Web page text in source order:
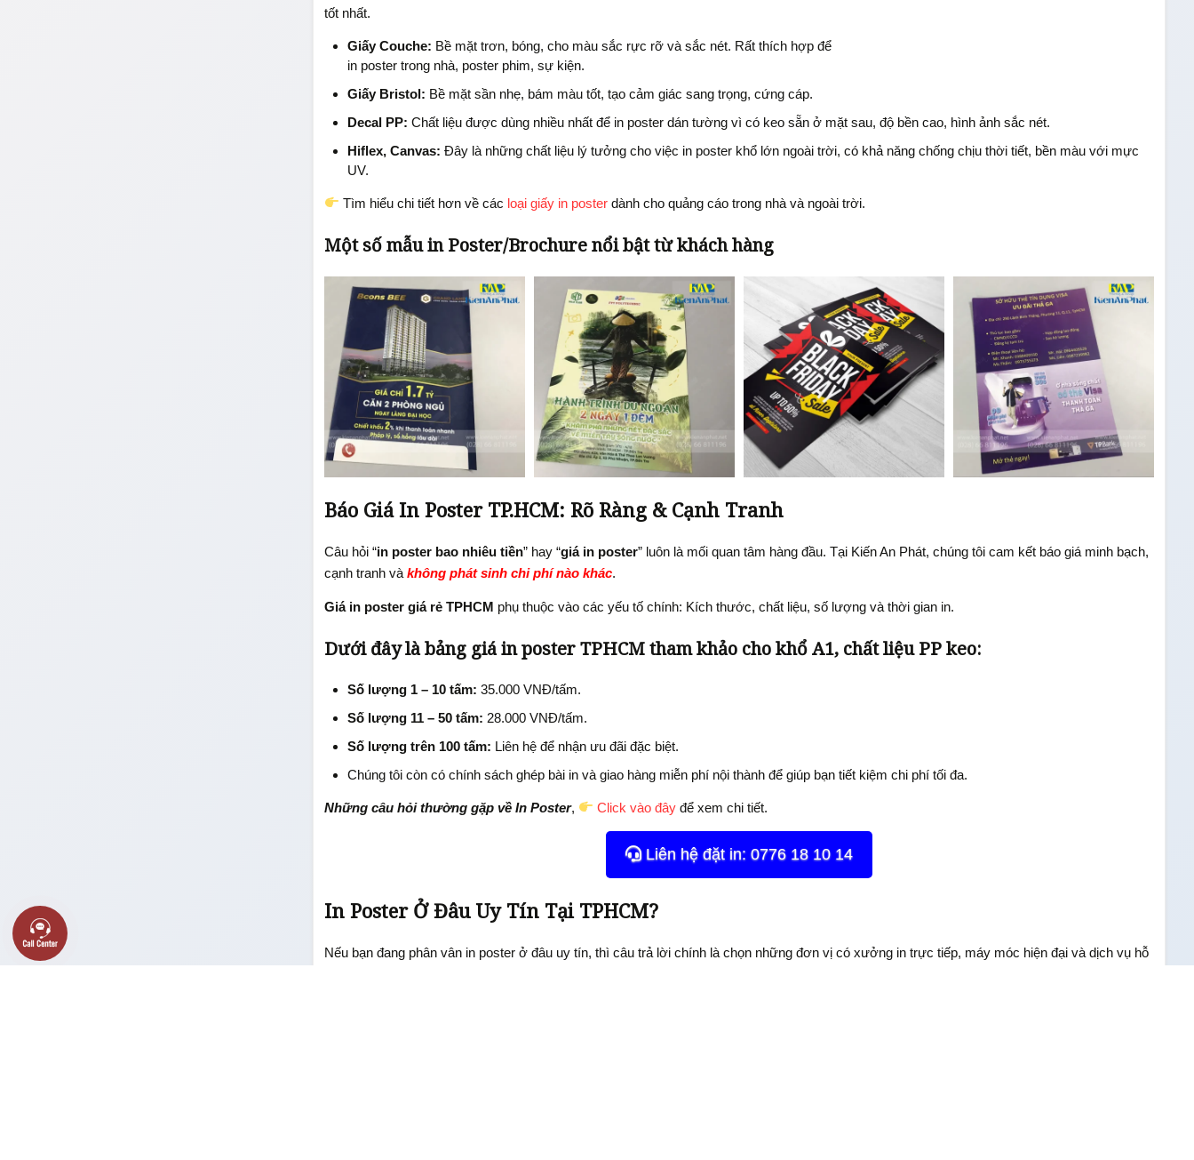
tốt nhất.
Giấy Couche: Bề mặt trơn, bóng, cho màu sắc rực rỡ và sắc nét. Rất thích hợp để
in poster trong nhà, poster phim, sự kiện.
Giấy Bristol: Bề mặt sần nhẹ, bám màu tốt, tạo cảm giác sang trọng, cứng cáp.
Decal PP: Chất liệu được dùng nhiều nhất để in poster dán tường vì có keo sẵn ở mặt sau, độ bền cao, hình ảnh sắc nét.
Hiflex, Canvas: Đây là những chất liệu lý tưởng cho việc in poster khổ lớn ngoài trời, có khả năng chống chịu thời tiết, bền màu với mực
UV.
Tìm hiểu chi tiết hơn về các loại giấy in poster dành cho quảng cáo trong nhà và ngoài trời.
Một số mẫu in Poster/Brochure nổi bật từ khách hàng
Báo Giá In Poster TP.HCM: Rõ Ràng & Cạnh Tranh
Câu hỏi “in poster bao nhiêu tiền” hay “giá in poster” luôn là mối quan tâm hàng đầu. Tại Kiến An Phát, chúng tôi cam kết báo giá minh bạch,
cạnh tranh và không phát sinh chi phí nào khác.
Giá in poster giá rẻ TPHCM phụ thuộc vào các yếu tố chính: Kích thước, chất liệu, số lượng và thời gian in.
Dưới đây là bảng giá in poster TPHCM tham khảo cho khổ A1, chất liệu PP keo:
Số lượng 1 – 10 tấm: 35.000 VNĐ/tấm.
Số lượng 11 – 50 tấm: 28.000 VNĐ/tấm.
Số lượng trên 100 tấm: Liên hệ để nhận ưu đãi đặc biệt.
Chúng tôi còn có chính sách ghép bài in và giao hàng miễn phí nội thành để giúp bạn tiết kiệm chi phí tối đa.
Những câu hỏi thường gặp về In Poster, Click vào đây để xem chi tiết.
Liên hệ đặt in: 0776 18 10 14
In Poster Ở Đâu Uy Tín Tại TPHCM?
Nếu bạn đang phân vân in poster ở đâu uy tín, thì câu trả lời chính là chọn những đơn vị có xưởng in trực tiếp, máy móc hiện đại và dịch vụ hỗ